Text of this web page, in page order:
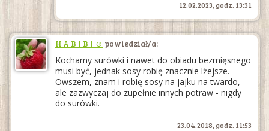
12.02.2023, godz. 13:31
H A B I B I ☺ powiedział/a:
Kochamy surówki i nawet do obiadu bezmięsnego
musi być, jednak sosy robię znacznie lżejsze.
Owszem, znam i robię sosy na jajku na twardo,
ale zazwyczaj do zupełnie innych potraw - nigdy
do surówki.
23.04.2018, godz. 11:53